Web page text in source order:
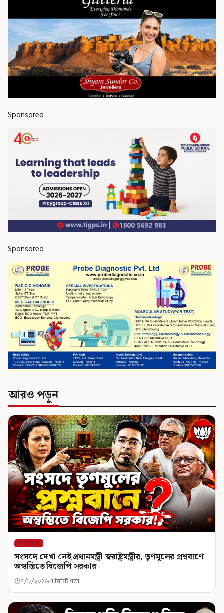
Sponsored
Sponsored
আরও পড়ুন
শিরোনাম
সংসদে দেখা নেই প্রধানমন্ত্রী-স্বরাষ্ট্রমন্ত্রীর, তৃণমূলের প্রশ্নবাণে
অস্বস্তিতে বিজেপি সরকার
৭/৮/২০২৬ 1 মিনিট পড়া